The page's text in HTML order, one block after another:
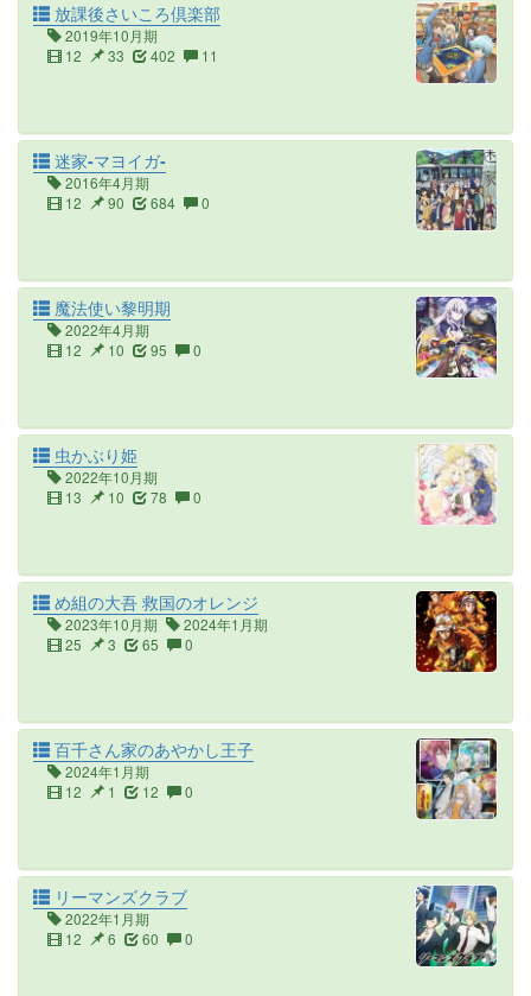
放課後さいころ倶楽部
2019年10月期
12
33 402 11
迷家‐マヨイガ‐
2016年4月期
12
90 684 0
魔法使い黎明期
2022年4月期
12
10 95 0
虫かぶり姫
2022年10月期
13
10 78 0
め組の大吾 救国のオレンジ
2023年10月期
2024年1月期
25
3 65 0
百千さん家のあやかし王子
2024年1月期
12
1 12 0
リーマンズクラブ
2022年1月期
12
6 60 0